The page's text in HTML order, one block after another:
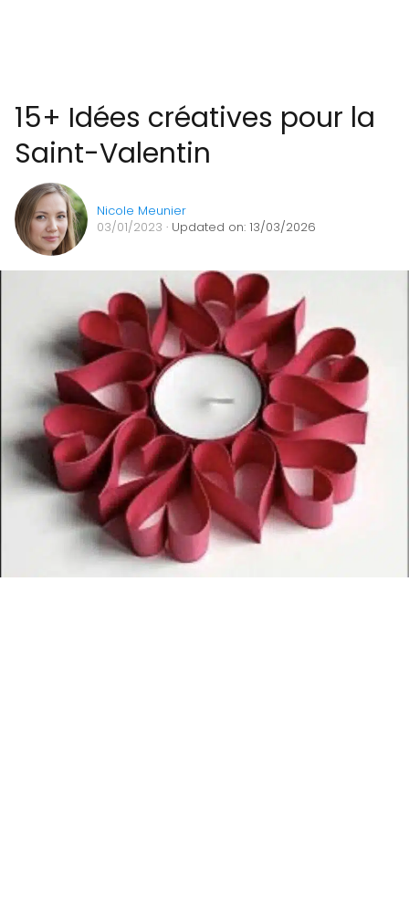
15+ Idées créatives pour la
Saint-Valentin
Nicole Meunier
03/01/2023 · Updated on: 13/03/2026